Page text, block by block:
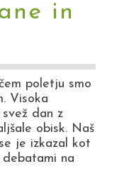
in
poletju smo
Visoka
dan z
obisk. Naš
je izkazal kot
na